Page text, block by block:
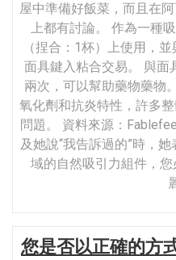
屋中準備好飯菜，而且在
上都有討論。 作為一種
（捏合：1杯）上使用，
面具鍵入粘合交易。 與面
兩次，可以幫助藥物藥物
氧化劑和抗炎特性，許多
問題。 資料來源：
及她說“我告訴過的”時，
域的自然吸引力組件，
您是否以正確的方